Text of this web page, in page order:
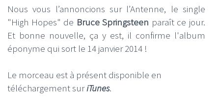
Nous vous l’annoncions sur l’Antenne, le single
"High Hopes" de Bruce Springsteen paraît ce jour.
Et bonne nouvelle, ça y est, il confirme l'album
éponyme qui sort le 14 janvier 2014 !
Le morceau est à présent disponible en
téléchargement suriTunes.